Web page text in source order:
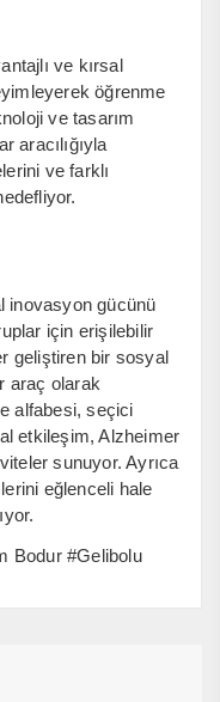
ve kırsal
öğrenme
ve tasarım
aracılığıyla
ve farklı
inovasyon gücünü
için erişilebilir
geliştiren bir sosyal
araç olarak
alfabesi, seçici
etkileşim, Alzheimer
sunuyor. Ayrıca
eğlenceli hale
Bodur #Gelibolu